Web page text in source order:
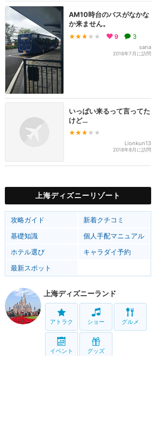
AM10時台のバスがなかな
か来ません。
★★★ ★★ 9 3
sana
2016年7月に訪問
いっぱい来るって言ってた
けど…
★★★ ★★
Lionkun13
2018年8月に訪問
上海ディズニーリゾート
攻略ガイド
新着クチコミ
基礎知識
個人手配マニュアル
ホテル選び
キャラダイ予約
最新スポット
上海ディズニーランド
アトラク ショー グルメ
イベント グッズ